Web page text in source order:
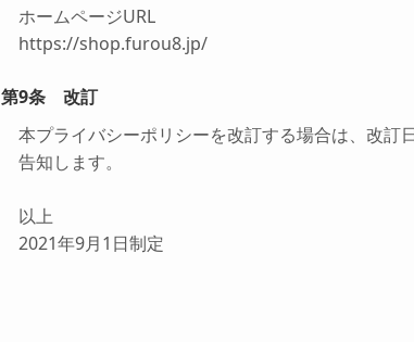
ホームページURL
https://shop.furou8.jp/
第9条 改訂
本プライバシーポリシーを改訂する場合は、改
告知します。
以上
2021年9月1日制定